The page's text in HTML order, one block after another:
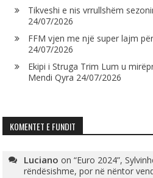
Tikveshi e nis vrrullshëm
24/07/2026
FFM vjen me një super lajm
24/07/2026
Ekipi i Struga Trim Lum u
Mendi Qyra 24/07/2026
KOMENTET E FUNDIT
Luciano on“Euro 2024”,
rëndësishme, por në nëntor